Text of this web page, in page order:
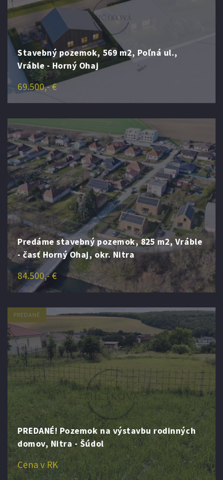
Stavebný pozemok, 569 m2, Poľná ul.,
Vráble - Horný Ohaj
69.500,- €
Predáme stavebný pozemok, 825 m2, Vráble
- časť Horný Ohaj, okr. Nitra
84.500,- €
PREDANÉ
PREDANÉ! Pozemok na výstavbu rodinných
domov, Nitra - Šúdol
Cena v RK